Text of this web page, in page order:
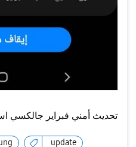
تحديث أمني فبراير جالكسي اس ٢٠
update